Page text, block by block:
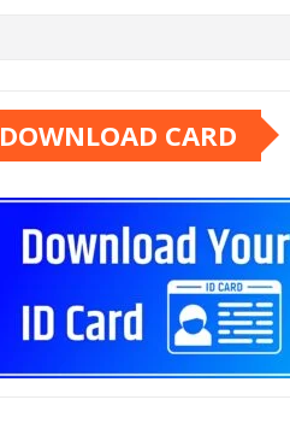
DOWNLOAD CARD